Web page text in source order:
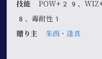
技能 POW+29、
8、毒耐性1
贈り主朱酉・逢真